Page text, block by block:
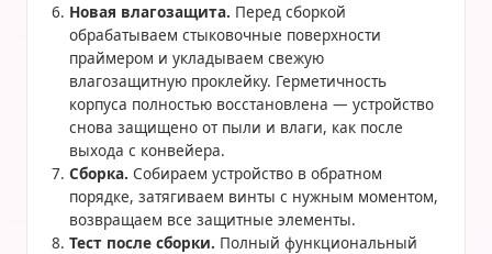
Новая влагозащита. Перед сборкой
обрабатываем стыковочные поверхности
праймером и укладываем свежую
влагозащитную проклейку. Герметичность
корпуса полностью восстановлена — устройство
снова защищено от пыли и влаги, как после
выхода с конвейера.
Сборка. Собираем устройство в обратном
порядке, затягиваем винты с нужным моментом,
возвращаем все защитные элементы.
Тест после сборки. Полный функциональный